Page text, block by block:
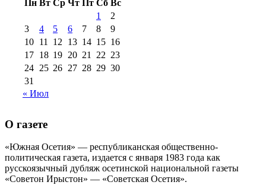
августа 2012 г(11)
августа 2013 г
(12)
Пн Вт Ср Чт Пт Сб Вс
1
2
3
4 5 6 7 8
9
10 11 12 13 14 15 16
17 18 19 20 21 22 23
24 25 26 27 28 29 30
31
« Июл
О газете
«Южная Осетия» — республиканская общественно-
политическая газета, издается с января 1983 года как
русскоязычный дубляж осетинской национальной газеты
«Советон Ирыстон» — «Советская Осетия».